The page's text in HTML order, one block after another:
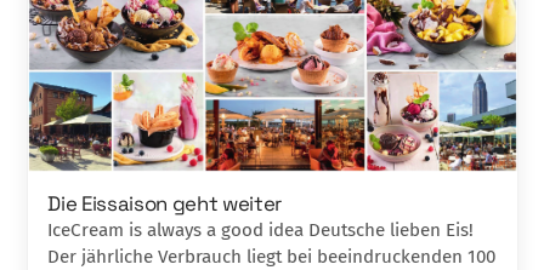
Die Eissaison geht weiter
IceCream is always a good idea Deutsche lieben Eis!
Der jährliche Verbrauch liegt bei beeindruckenden 100